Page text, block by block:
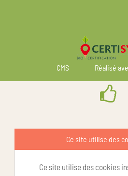
CMS Réalisé
Ce site utilise des
Ce site utilise des cookies